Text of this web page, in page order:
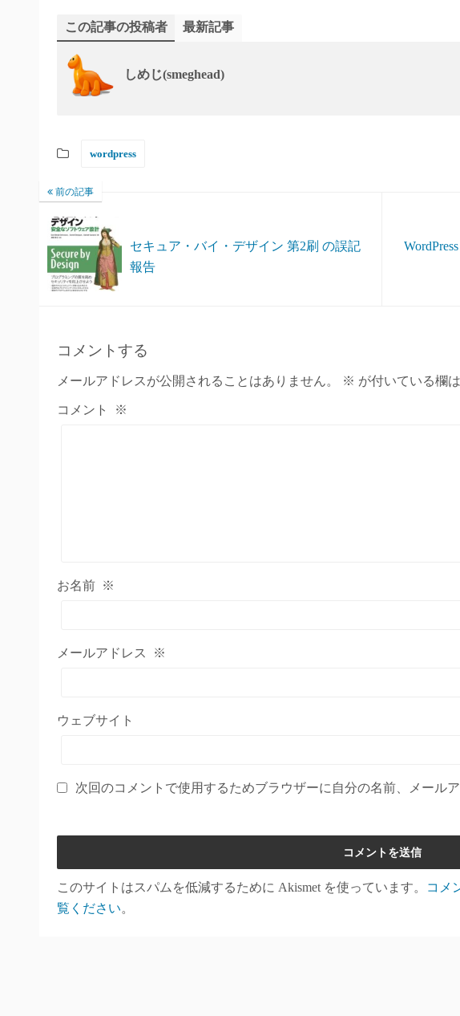
bo
ok
to
do
n
ail
この記事の投稿者 最新記事
しめじ(smeghead)
wordpress
前の記事
セキュア・バイ・デザイン 第2刷 の誤記
報告
コメントする
メールアドレスが公開されることはありません。 ※ が付いている欄
コメント ※
お名前 ※
メールアドレス ※
ウェブサイト
次回のコメントで使用するためブラウザーに自分の名前、メール
このサイトはスパムを低減するために Akismet を使っています。
コメ
覧ください。